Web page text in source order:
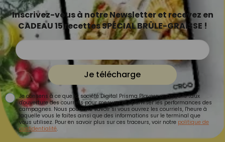
Inscrivez-vous à notre Newsletter et recevez en
CADEAU 15 recettes SPÉCIAL BRÛLE-GRAISSE !
Je télécharge
Je consens à ce que la société Digital Prisma Players analyse le taux
d'ouverture des courriels pour mesurer et optimiser les performances des
campagnes. Nous pourrons savoir si vous ouvrez les courriels, l'heure à
laquelle vous le faites ainsi que des informations sur le terminal que
vous utilisez. Pour en savoir plus sur ces traceurs, voir notre politique de
confidentialité.